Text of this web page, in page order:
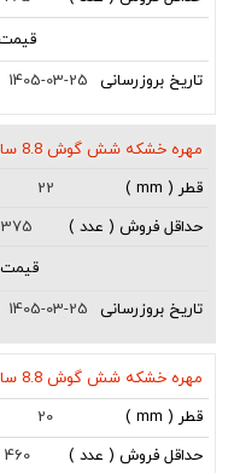
1405-03-25
مهره خشکه شش گوش 8.8 سایز M22
22
375
1405-03-25
مهره خشکه شش گوش 8.8 سایز M20
20
460